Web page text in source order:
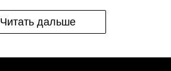
Читать дальше